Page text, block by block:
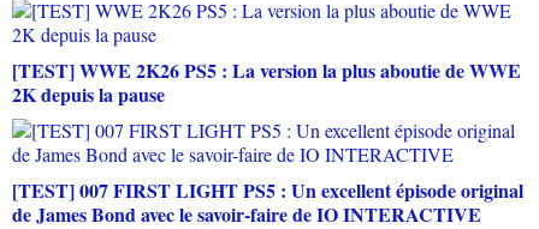
[TEST] WWE 2K26 PS5 : La version la plus aboutie de WWE
2K depuis la pause
[TEST] 007 FIRST LIGHT PS5 : Un excellent épisode original
de James Bond avec le savoir-faire de IO INTERACTIVE